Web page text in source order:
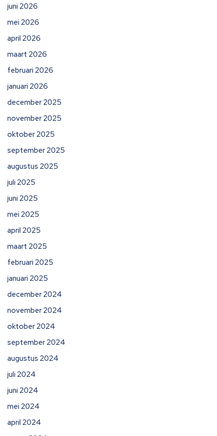
juni 2026
mei 2026
april 2026
maart 2026
februari 2026
januari 2026
december 2025
november 2025
oktober 2025
september 2025
augustus 2025
juli 2025
juni 2025
mei 2025
april 2025
maart 2025
februari 2025
januari 2025
december 2024
november 2024
oktober 2024
september 2024
augustus 2024
juli 2024
juni 2024
mei 2024
april 2024